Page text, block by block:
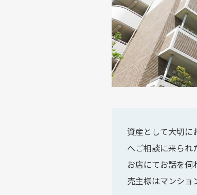
資産として大切に
へご相談に来られ
お店にてお話を伺
売主様はマンショ